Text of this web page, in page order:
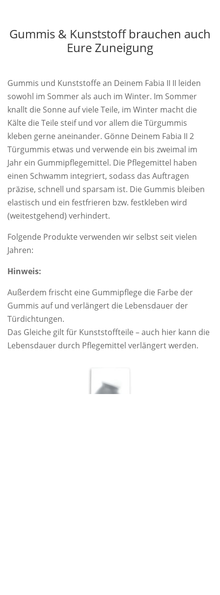
Gummis & Kunststoff brauchen auch
Eure Zuneigung
Gummis und Kunststoffe an Deinem Fabia II II leiden
sowohl im Sommer als auch im Winter. Im Sommer
knallt die Sonne auf viele Teile, im Winter macht die
Kälte die Teile steif und vor allem die Türgummis
kleben gerne aneinander. Gönne Deinem Fabia II 2
Türgummis etwas und verwende ein bis zweimal im
Jahr ein Gummipflegemittel. Die Pflegemittel haben
einen Schwamm integriert, sodass das Auftragen
präzise, schnell und sparsam ist. Die Gummis bleiben
elastisch und ein festfrieren bzw. festkleben wird
(weitestgehend) verhindert.
Folgende Produkte verwenden wir selbst seit vielen
Jahren:
Hinweis:
Außerdem frischt eine Gummipflege die Farbe der
Gummis auf und verlängert die Lebensdauer der
Türdichtungen.
Das Gleiche gilt für Kunststoffteile – auch hier kann die
Lebensdauer durch Pflegemittel verlängert werden.